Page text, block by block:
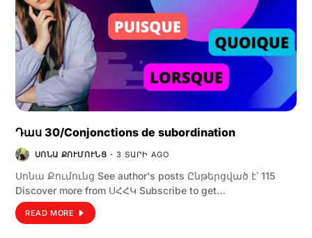
Դաս 30/Conjonctions de subordination
ՍՈՆԱ ՔՈՒՄՈՒՆՑ 3 ՏԱՐԻ AGO
Սոնա Քումունց See author's posts Ընթերցված է՝ 115
Discover more from ՍՀՀԿ Subscribe to get…
READ MORE